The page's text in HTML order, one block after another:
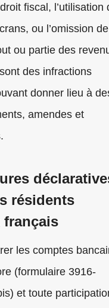
fiscal, l’utilisation
ou l’omission de
ou partie des
des infractions
donner lieu à
amendes et
résidents
les comptes
(formulaire 3916-
et toute